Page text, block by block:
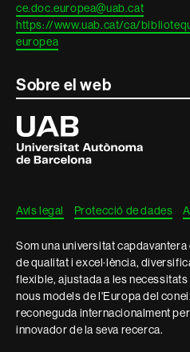
ce.doc.europea@uab.cat
https://www.uab.cat/ca/
europea
Sobre el web
Universitat
Autònoma
de
Barcelona
Avís legal Protecció de dades
Som una universitat
de qualitat i excel·lència,
flexible, ajustada a les
nous models de l'Europa del
reconeguda internacionalment
innovador de la seva recerca.